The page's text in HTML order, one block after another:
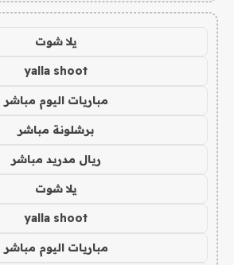
يلا شوت
yalla shoot
مباريات اليوم مباشر
برشلونة مباشر
ريال مدريد مباشر
يلا شوت
yalla shoot
مباريات اليوم مباشر